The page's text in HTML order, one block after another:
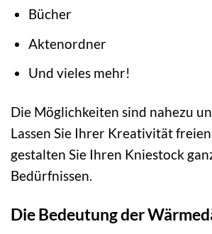
Bücher
Aktenordner
Und vieles mehr!
Die Möglichkeiten sind nahezu
Lassen Sie Ihrer Kreativität
gestalten Sie Ihren Kniestock
Bedürfnissen.
Die Bedeutung der